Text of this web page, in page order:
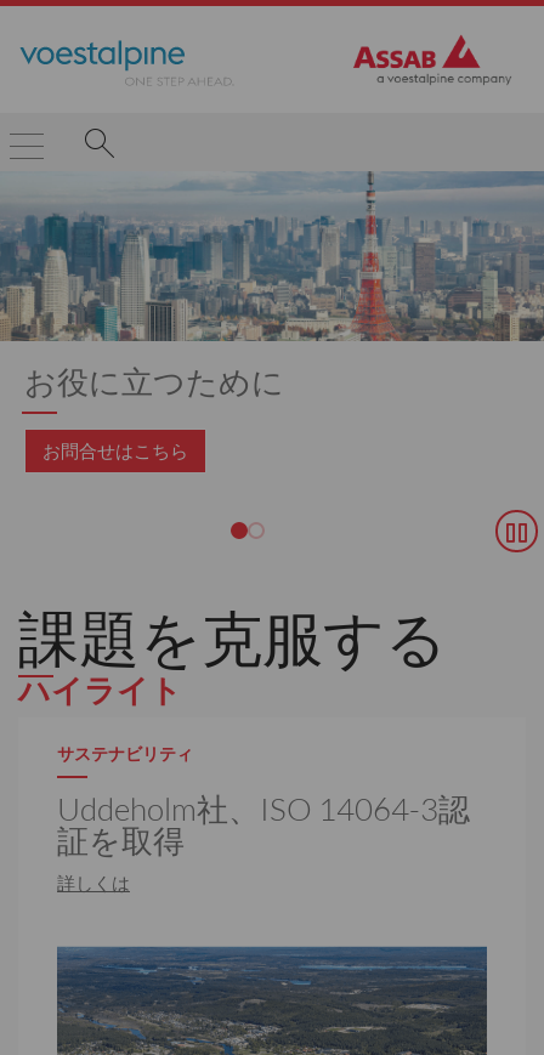
お役に立つために
お問合せはこちら
課題を克服する
ハイライト
サステナビリティ
Uddeholm社、ISO 14064-3認
証を取得
詳しくは